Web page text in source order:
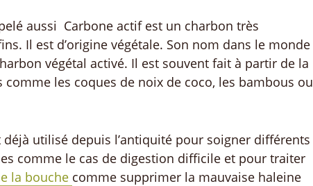
aussi Carbone actif est un charbon très
Il est d’origine végétale. Son nom dans le monde
végétal activé. Il est souvent fait à partir de la
les coques de noix de coco, les bambous ou
déjà utilisé depuis l’antiquité pour soigner différents
comme le cas de digestion difficile et pour traiter
la bouche comme supprimer la mauvaise haleine